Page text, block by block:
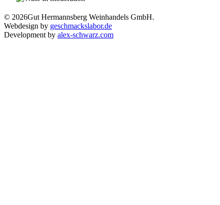
© 2026Gut Hermannsberg Weinhandels GmbH.
Webdesign by geschmackslabor.de
Development by alex-schwarz.com